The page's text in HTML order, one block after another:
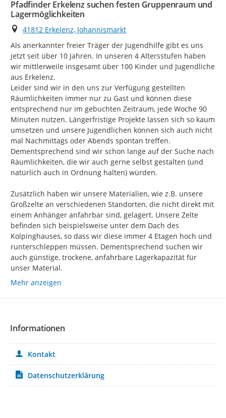
Pfadfinder Erkelenz suchen festen Gruppenraum und
Lagermöglichkeiten
Ort
41812 Erkelenz, Johannismarkt
Als anerkannter freier Träger der Jugendhilfe gibt es uns
jetzt seit über 10 Jahren. In unseren 4 Altersstufen haben
wir mittlerweile insgesamt über 100 Kinder und Jugendliche
aus Erkelenz.
Leider sind wir in den uns zur Verfügung gestellten
Räumlichkeiten immer nur zu Gast und können diese
entsprechend nur im gebuchten Zeitraum, jede Woche 90
Minuten nutzen. Längerfristige Projekte lassen sich so kaum
umsetzen und unsere Jugendlichen können sich auch nicht
mal Nachmittags oder Abends spontan treffen.
Dementsprechend sind wir schon lange auf der Suche nach
Räumlichkeiten, die wir auch gerne selbst gestalten (und
natürlich auch in Ordnung halten) würden.
Zusätzlich haben wir unsere Materialien, wie z.B. unsere
Großzelte an verschiedenen Standorten, die nicht direkt mit
einem Anhänger anfahrbar sind, gelagert. Unsere Zelte
befinden sich beispielsweise unter dem Dach des
Kolpinghauses, so dass wir diese immer 4 Etagen hoch und
runterschleppen müssen. Dementsprechend suchen wir
auch günstige, trockene, anfahrbare Lagerkapazität für
unser Material.
Mehr anzeigen
Informationen
Kontakt
Datenschutzerklärung